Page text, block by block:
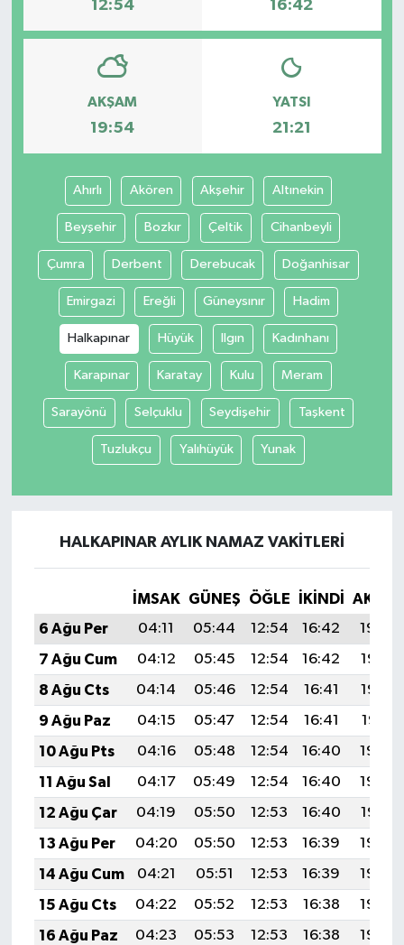
12:54 16:42
AKŞAM
19:54
YATSI
21:21
Ahırlı Akören Akşehir Altınekin
Beyşehir Bozkır Çeltik Cihanbeyli
Çumra Derbent Derebucak Doğanhisar
Emirgazi Ereğli Güneysınır Hadim
Halkapınar Hüyük Ilgın Kadınhanı
Karapınar Karatay Kulu Meram
Sarayönü Selçuklu Seydişehir Taşkent
Tuzlukçu Yalıhüyük Yunak
HALKAPINAR AYLIK NAMAZ VAKITLERI
İMSAK GÜNEŞ ÖĞLE İKINDI
6 Ağu Per
04:11 05:44 12:54 16:42
19:54
7 Ağu Cum
04:12 05:45 12:54 16:42
19:53
8 Ağu Cts
04:14 05:46 12:54 16:41
19:52
9 Ağu Paz
04:15 05:47 12:54 16:41
19:51
10 Ağu Pts
04:16 05:48 12:54 16:40
19:50
11 Ağu Sal
04:17 05:49 12:54 16:40
19:48
12 Ağu Çar
04:19 05:50 12:53 16:40
19:47
13 Ağu Per
04:20 05:50 12:53 16:39
19:46
14 Ağu Cum
04:21 05:51 12:53 16:39
19:45
15 Ağu Cts
04:22 05:52 12:53 16:38
19:44
16 Ağu Paz
04:23 05:53 12:53 16:38
19:42